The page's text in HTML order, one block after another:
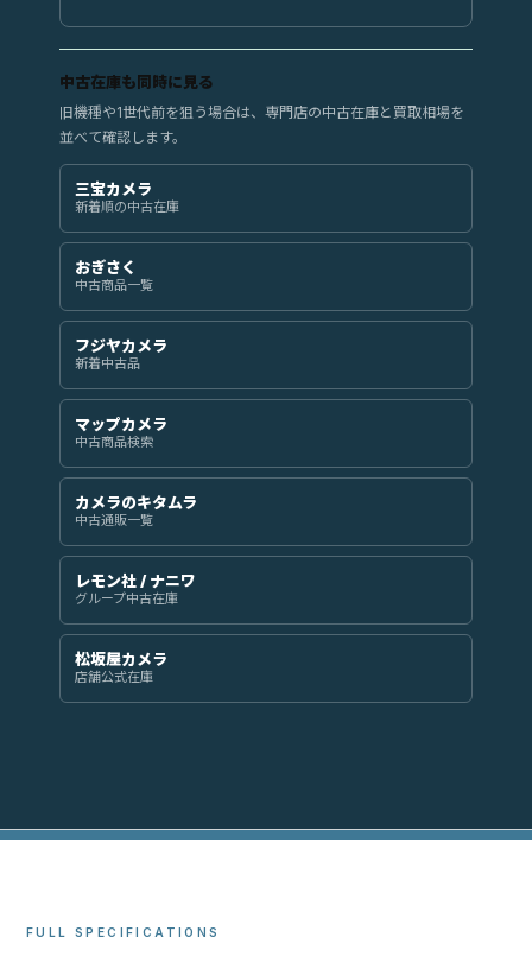
中古在庫も同時に見る
旧機種や1世代前を狙う場合は、専門店の中古在庫と買取相場を
並べて確認します。
三宝カメラ
新着順の中古在庫
おぎさく
中古商品一覧
フジヤカメラ
新着中古品
マップカメラ
中古商品検索
カメラのキタムラ
中古通販一覧
レモン社 / ナニワ
グループ中古在庫
松坂屋カメラ
店舗公式在庫
FULL SPECIFICATIONS